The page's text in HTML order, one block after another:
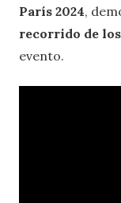
París 2024,
recorrido de
evento.